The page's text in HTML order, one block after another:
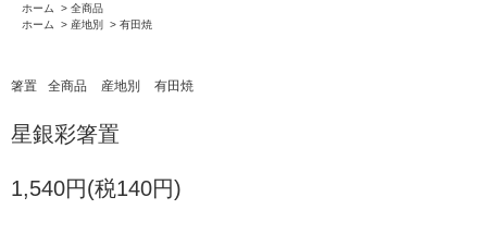
ホーム
> 全商品
ホーム
> 産地別 > 有田焼
箸置 全商品 産地別 有田焼
星銀彩箸置
1,540円(税140円)